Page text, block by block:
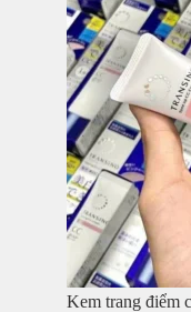
Kem trang điểm